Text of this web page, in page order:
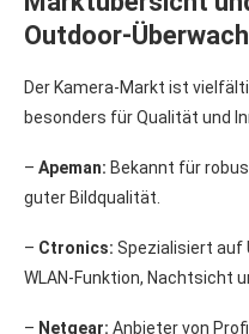
Outdoor-
Der Kamera-Markt ist
besonders für Qualität und
– Apeman: Bekannt für
guter Bildqualität.
– Ctronics: Spezialisiert auf
WLAN-Funktion, Nachtsicht
– Netgear: Anbieter von